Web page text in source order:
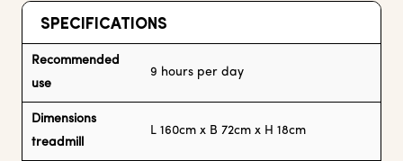
SPECIFICATIONS
Recommended
use
9 hours per day
Dimensions
treadmill
L 160cm x B 72cm x H 18cm